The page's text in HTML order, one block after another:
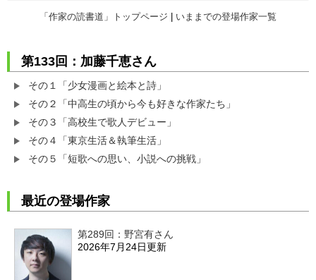
「作家の読書道」トップページ | いままでの登場作家一覧
第133回：加藤千恵さん
その１「少女漫画と絵本と詩」
その２「中高生の頃から今も好きな作家たち」
その３「高校生で歌人デビュー」
その４「東京生活＆執筆生活」
その５「短歌への思い、小説への挑戦」
最近の登場作家
第289回：野宮有さん
2026年7月24日更新